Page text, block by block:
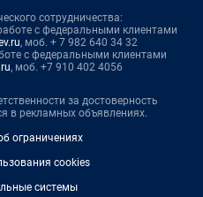
сотрудничества:
с федеральными клиентами
, моб. + 7 982 640 34 32
с федеральными клиентами
, моб. +7 910 402 4056
за достоверность
в рекламных объявлениях.
ограничениях
cookies
системы